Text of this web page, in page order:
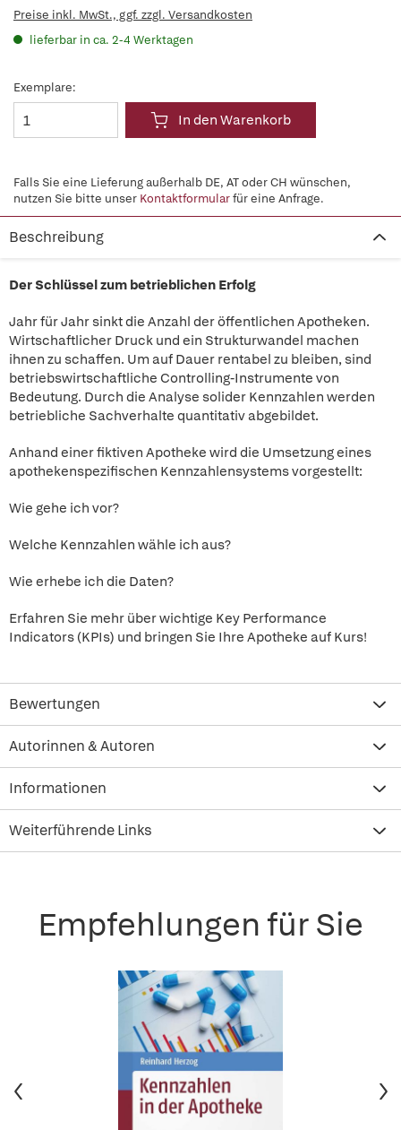
Preise inkl. MwSt., ggf. zzgl. Versandkosten
lieferbar in ca. 2-4 Werktagen
Exemplare:
In den Warenkorb
Falls Sie eine Lieferung außerhalb DE, AT oder CH wünschen,
nutzen Sie bitte unser Kontaktformularfür eine Anfrage.
Beschreibung
Der Schlüssel zum betrieblichen Erfolg
Jahr für Jahr sinkt die Anzahl der öffentlichen Apotheken.
Wirtschaftlicher Druck und ein Strukturwandel machen
ihnen zu schaffen. Um auf Dauer rentabel zu bleiben, sind
betriebswirtschaftliche Controlling-Instrumente von
Bedeutung. Durch die Analyse solider Kennzahlen werden
betriebliche Sachverhalte quantitativ abgebildet.
Anhand einer fiktiven Apotheke wird die Umsetzung eines
apothekenspezifischen Kennzahlensystems vorgestellt:
Wie gehe ich vor?
Welche Kennzahlen wähle ich aus?
Wie erhebe ich die Daten?
Erfahren Sie mehr über wichtige Key Performance
Indicators (KPIs) und bringen Sie Ihre Apotheke auf Kurs!
Bewertungen
Autorinnen & Autoren
Informationen
Weiterführende Links
Empfehlungen für Sie